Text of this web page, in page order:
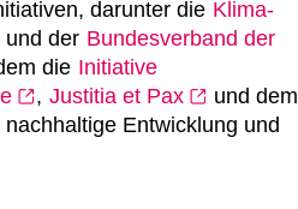
weltweit”
unter dem Motto
darunter die Klima-
und der Bundesverband der
die Initiative
, Justitia et Pax
und dem
nachhaltige Entwicklung und